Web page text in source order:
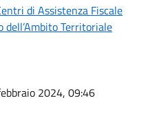
di Assistenza Fiscale
Territoriale
2024, 09:46